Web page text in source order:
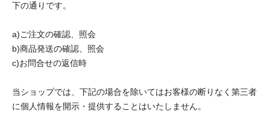
下の通りです。
a)ご注文の確認、照会
b)商品発送の確認、照会
c)お問合せの返信時
当ショップでは、下記の場合を除いてはお客様の断りなく第三者
に個人情報を開示・提供することはいたしません。